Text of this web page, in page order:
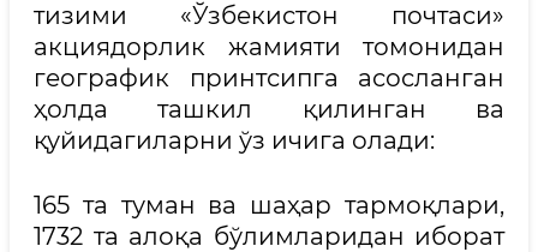
тизими «Ўзбекистон почтаси»
акциядорлик жамияти томонидан
географик принтсипга асосланган
ҳолда ташкил қилинган ва
қуйидагиларни ўз ичига олади:
165 та туман ва шаҳар тармоқлари,
1732 та алоқа бўлимларидан иборат